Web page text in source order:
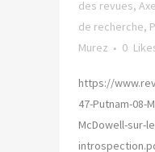
des revues,
de recherche,
Murez
0
https://
47-Putnam-08-
McDowell-sur-